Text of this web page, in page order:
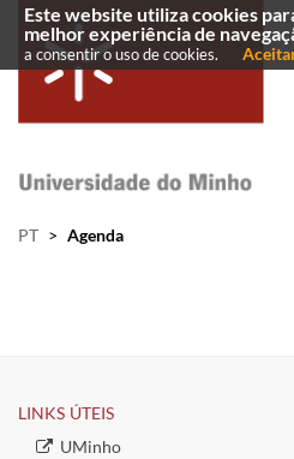
PT > Agenda
LINKS ÚTEIS​
​UMinho
Este website utiliza cookies
melhor experiência de
a consentir o uso de cookies.